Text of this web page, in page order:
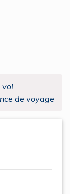
vol
de voyage